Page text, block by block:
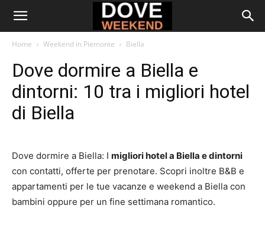
Home Weekend in Piemonte Biella
Dove dormire a Biella e
dintorni: 10 tra i migliori hotel
di Biella
Dove dormire a Biella: I migliori hotel a Biella e dintorni
con contatti, offerte per prenotare. Scopri inoltre B&B e
appartamenti per le tue vacanze e weekend a Biella con
bambini oppure per un fine settimana romantico.